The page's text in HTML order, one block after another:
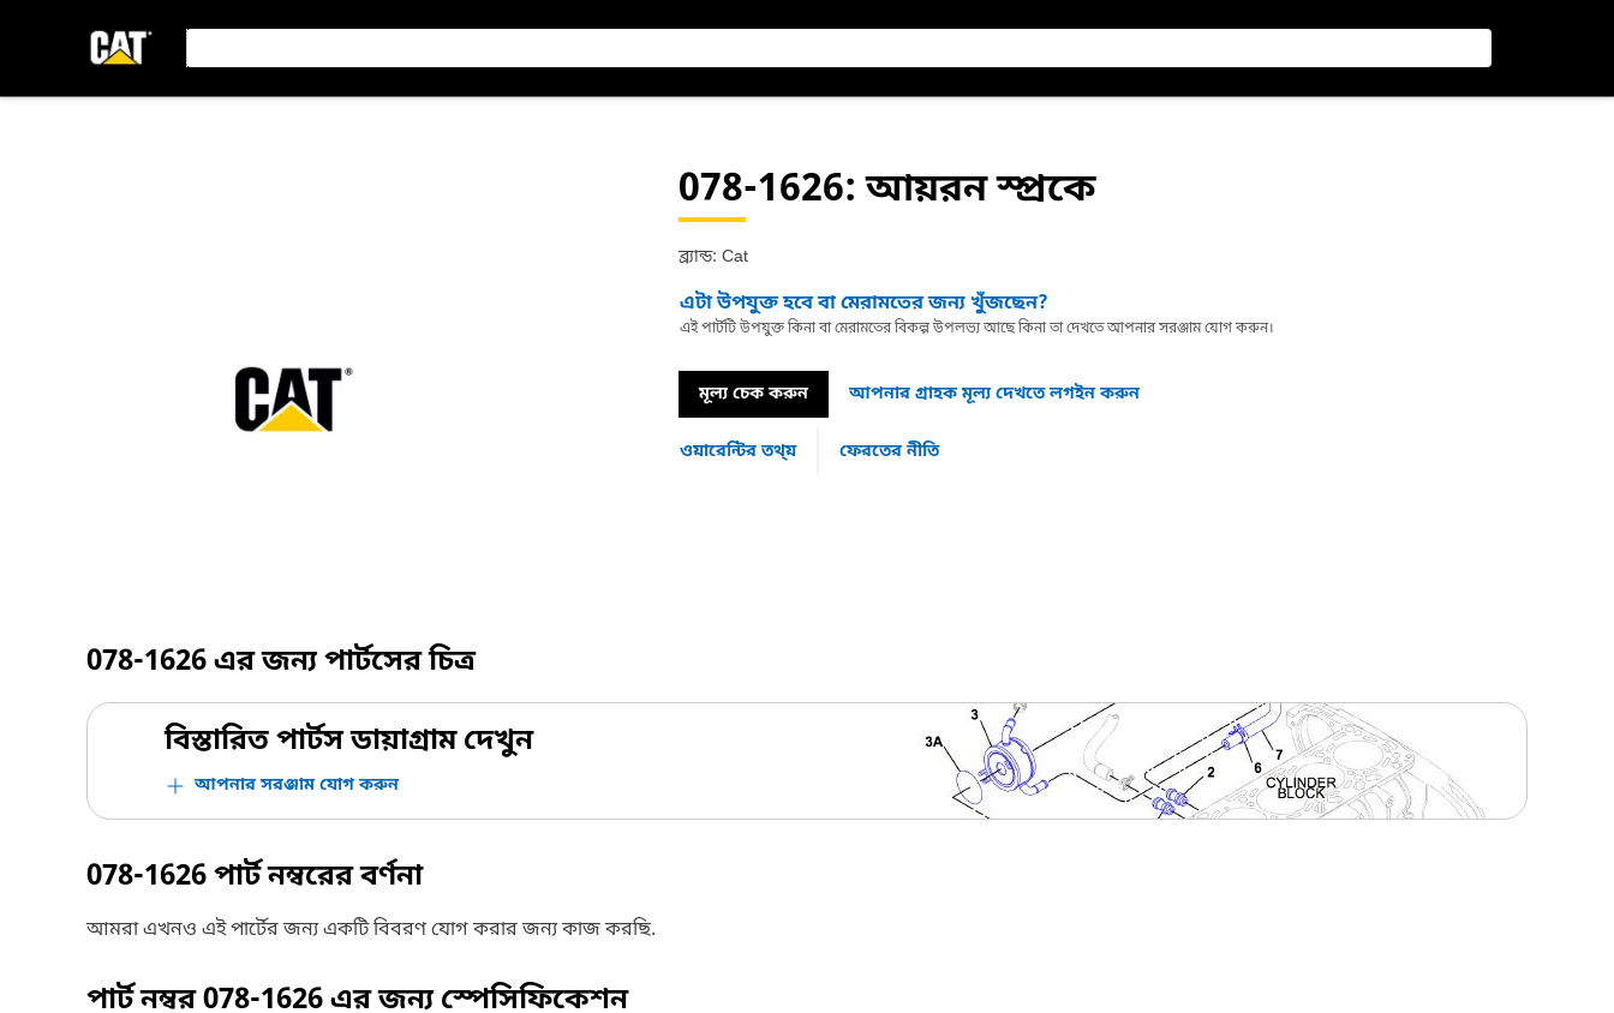
078-1626: আয়রন স্প্রকে
ব্র্যান্ড: Cat
এটা উপযুক্ত হবে বা মেরামতের জন্য খুঁজছেন?
এই পার্টটি উপযুক্ত কিনা বা মেরামতের বিকল্প উপলভ্য আছে কিনা তা দেখতে আপনার সরঞ্জাম যোগ করুন।
মূল্য চেক করুন আপনার গ্রাহক মূল্য দেখতে লগইন করুন
ওয়ারেন্টির তথ্য় ফেরতের নীতি
078-1626এর জন্য পার্টসের চিত্র
বিস্তারিত পার্টস ডায়াগ্রাম দেখুন
আপনার সরঞ্জাম যোগ করুন
078-1626পার্ট নম্বরের বর্ণনা
আমরা এখনও এই পার্টের জন্য একটি বিবরণ যোগ করার জন্য কাজ করছি.
পার্ট নম্বর078-1626এর জন্য স্পেসিফিকেশন